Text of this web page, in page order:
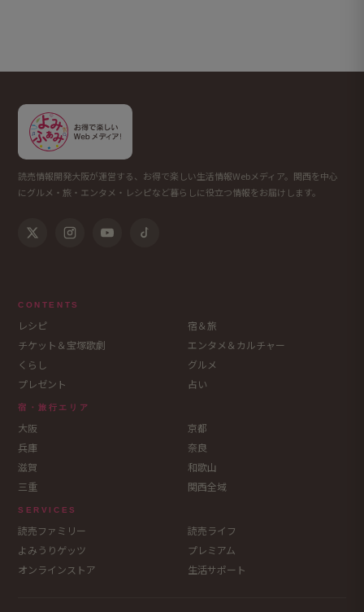
読売情報開発大阪が運営する、お得で楽しい生活情報Webメディア。関西を中心
にグルメ・旅・エンタメ・レシピなど暮らしに役立つ情報をお届けします。
CONTENTS
レシピ
宿＆旅
チケット＆宝塚歌劇
エンタメ＆カルチャー
くらし
グルメ
プレゼント
占い
宿・旅行エリア
大阪
京都
兵庫
奈良
滋賀
和歌山
三重
関西全域
SERVICES
読売ファミリー
読売ライフ
よみうりゲッツ
プレミアム
オンラインストア
生活サポート